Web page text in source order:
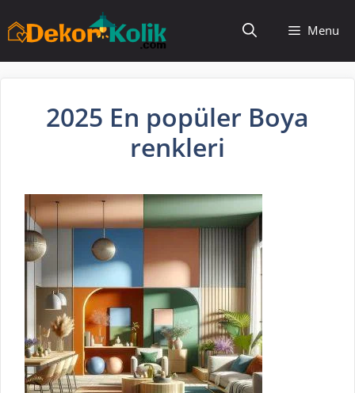
atla
Menu
2025 En popüler Boya
renkleri